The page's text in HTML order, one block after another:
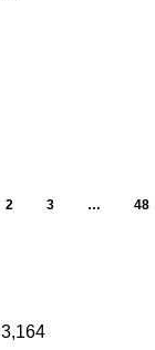
2 3 … 48
3,164